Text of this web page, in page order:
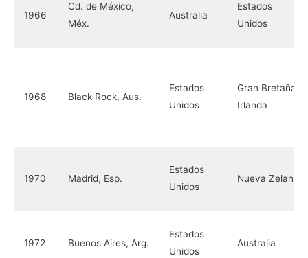
1966
Cd. de México,
Méx.
Australia
Estados
Unidos
1968 Black Rock, Aus.
Estados
Unidos
Gran Bretaña-
Irlanda
1970 Madrid, Esp.
Estados
Unidos
Nueva Zelanda
1972 Buenos Aires, Arg.
Estados
Unidos
Australia